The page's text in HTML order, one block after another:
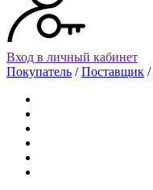
Вход в личный кабинет
Покупатель /Поставщик /